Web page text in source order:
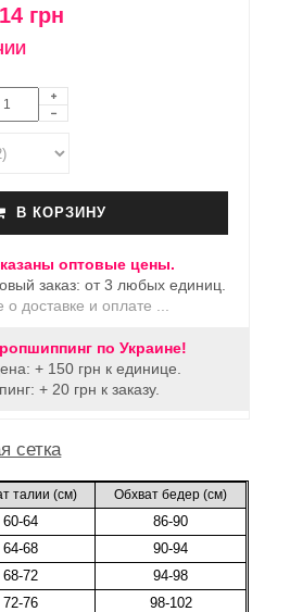
грн
В КОРЗИНУ
оптовые цены.
заказ: от 3 любых единиц.
доставке и оплате ...
по Украине!
+ 150 грн к единице.
+ 20 грн к заказу.
сетка
талии (cм) Обхват бедер (cм)
60-64
86-90
64-68
90-94
68-72
94-98
72-76
98-102